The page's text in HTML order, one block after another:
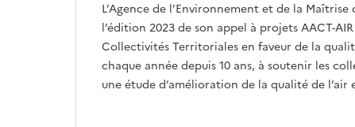
L’Agence de l’Environnement et de la Maîtrise
l’édition 2023 de son appel à projets AACT-AIR
Collectivités Territoriales en faveur de la
chaque année depuis 10 ans, à soutenir les
une étude d’amélioration de la qualité de l’air